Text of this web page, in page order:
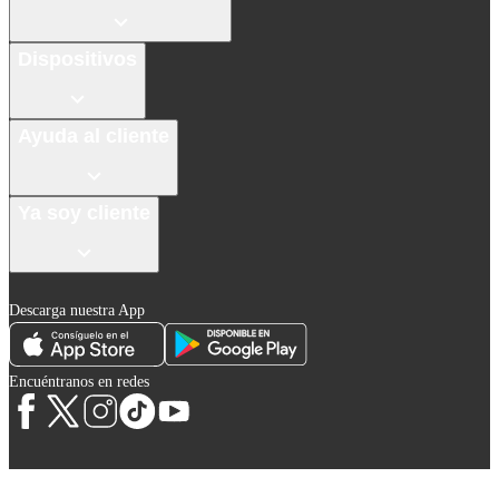
Descarga nuestra App
Encuéntranos en redes